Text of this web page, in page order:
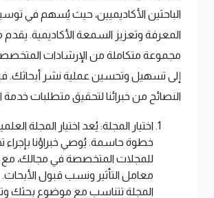
الباحثين الأكاديميين، حيث يُسهم في
المعرفة وتعزيز السمعة الأكاديمية. يقدم
مجموعة متكاملة من الإرشادات
إلى تسهيل وتحسين عملية نشر أبحاثك.
النصائح من خبرائنا لتحقيق متطلبات خدمة
اختيار المجلة: يُعد اختيار المجلة
خطوة حاسمة. يُوصي خبراؤنا
للمجلات المتخصصة في مجالك، مع
معامل التأثير ونسب قبول
المجلة تتناسب مع موضوع بحثك